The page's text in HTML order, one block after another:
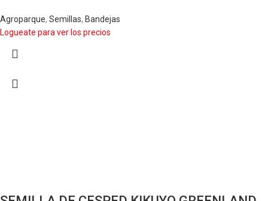
Agroparque, Semillas, Bandejas
Logueate para ver los precios